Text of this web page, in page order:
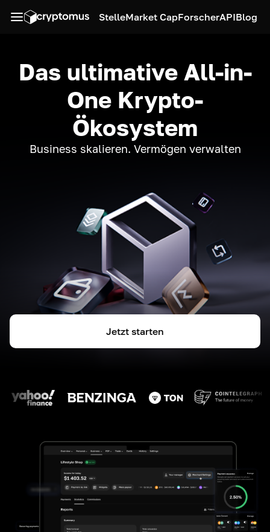
StelleMarket CapForscherAPIBlog
Das ultimative All-in-
One Krypto-
Ökosystem
Business skalieren. Vermögen verwalten
Jetzt starten